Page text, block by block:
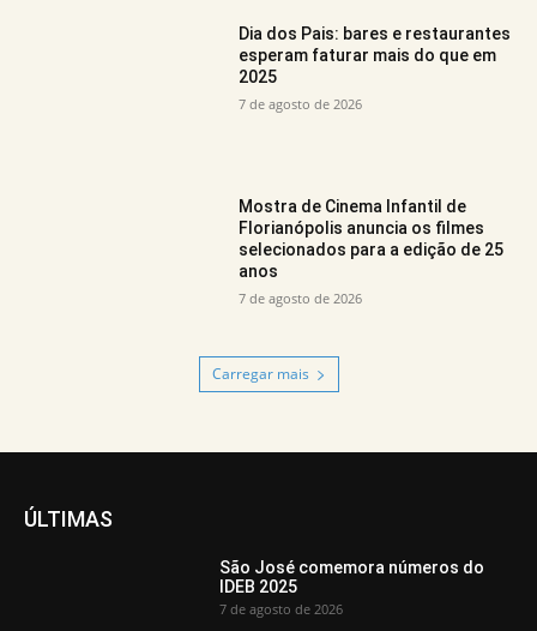
Dia dos Pais: bares e restaurantes
esperam faturar mais do que em
2025
7 de agosto de 2026
Mostra de Cinema Infantil de
Florianópolis anuncia os filmes
selecionados para a edição de 25
anos
7 de agosto de 2026
Carregar mais
ÚLTIMAS
São José comemora números do
IDEB 2025
7 de agosto de 2026